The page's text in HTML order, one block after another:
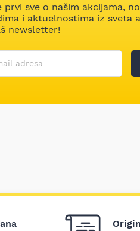
prvi sve o našim akcijama,
i aktuelnostima iz sveta
newsletter!
ime
adresa